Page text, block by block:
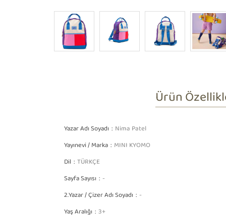
Ürün
Yazar Adı Soyadı Nima Patel
Yayınevi / Marka MINI KYOMO
Dil TÜRKÇE
Sayfa Sayısı -
2.Yazar / Çizer Adı Soyadı -